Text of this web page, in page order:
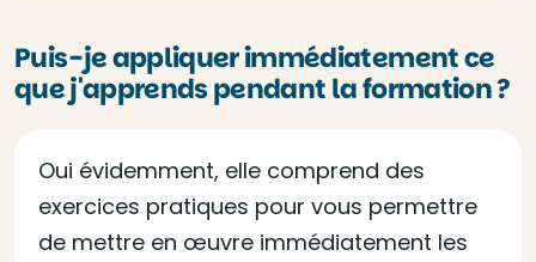
Puis-je appliquer immédiatement ce
que j'apprends pendant la formation ?
Oui évidemment, elle comprend des
exercices pratiques pour vous permettre
de mettre en œuvre immédiatement les